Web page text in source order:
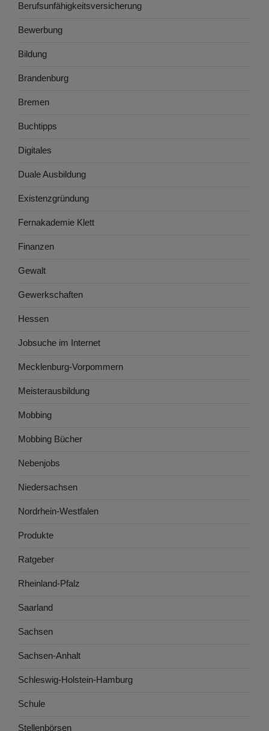
Berufsunfähigkeitsversicherung
Bewerbung
Bildung
Brandenburg
Bremen
Buchtipps
Digitales
Duale Ausbildung
Existenzgründung
Fernakademie Klett
Finanzen
Gewalt
Gewerkschaften
Hessen
Jobsuche im Internet
Mecklenburg-Vorpommern
Meisterausbildung
Mobbing
Mobbing Bücher
Nebenjobs
Niedersachsen
Nordrhein-Westfalen
Produkte
Ratgeber
Rheinland-Pfalz
Saarland
Sachsen
Sachsen-Anhalt
Schleswig-Holstein-Hamburg
Schule
Stellenbörsen